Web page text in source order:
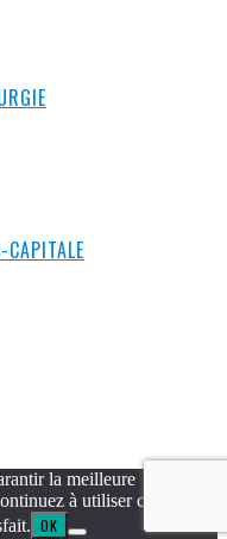
CAPITALE
la meilleure
à utiliser ce site,
OK